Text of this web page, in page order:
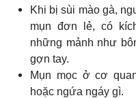
Khi bị sùi mào gà,
mụn đơn lẻ, có
những mảnh như
gợn tay.
Mụn mọc ở cơ
hoặc ngứa ngáy gì.